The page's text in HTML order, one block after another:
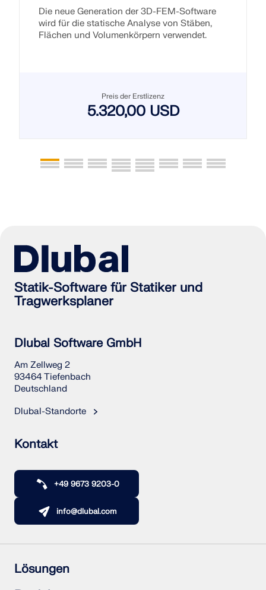
Die neue Generation der 3D-FEM-Software
wird für die statische Analyse von Stäben,
Flächen und Volumenkörpern verwendet.
Preis der Erstlizenz
5.320,00 USD
Statik-Software für Statiker und
Tragwerksplaner
Dlubal Software GmbH
Am Zellweg 2
93464 Tiefenbach
Deutschland
Dlubal-Standorte
Kontakt
+49 9673 9203-0
info@dlubal.com
Lösungen